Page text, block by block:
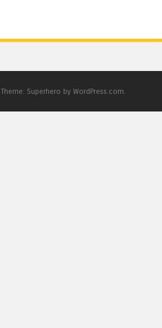
Theme: Superhero by WordPress.com.